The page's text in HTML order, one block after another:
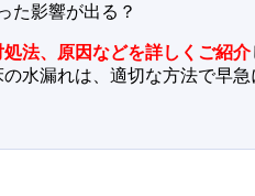
た影響が出る？
法、原因などを詳しくご紹介
水漏れは、適切な方法で早急